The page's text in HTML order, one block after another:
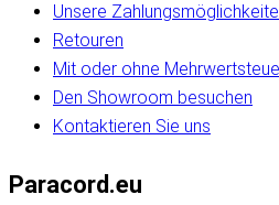
Unsere
Retouren
Mit oder ohne
Den Showroom besuchen
Kontaktieren Sie uns
Paracord.eu